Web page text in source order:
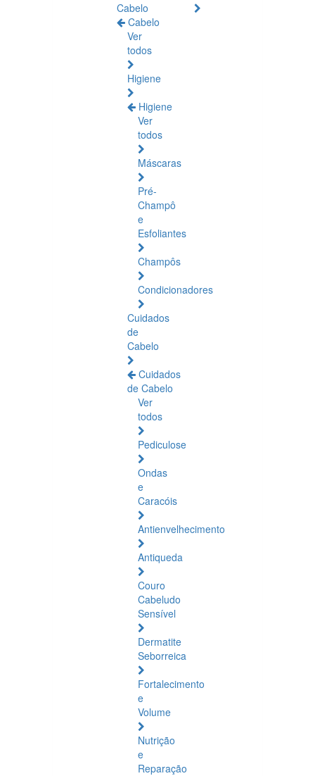
Cabelo
Cabelo
Ver
todos
Higiene
Higiene
Ver
todos
Máscaras
Pré-
Champô
e
Esfoliantes
Champôs
Condicionadores
Cuidados
de
Cabelo
Cuidados
de Cabelo
Ver
todos
Pediculose
Ondas
e
Caracóis
Antienvelhecimento
Antiqueda
Couro
Cabeludo
Sensível
Dermatite
Seborreica
Fortalecimento
e
Volume
Nutrição
e
Reparação